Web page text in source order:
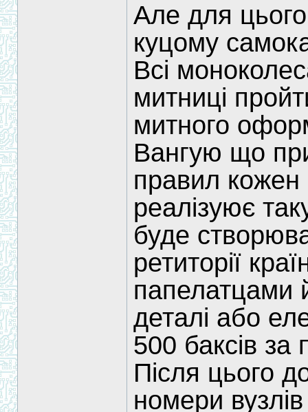
Але для
куцому
Всі
митниці
митного
Вангую що
правил
реалізуює
буде
ретиторії
папелатцами
деталі або
500 баксів за
Після цього
номери